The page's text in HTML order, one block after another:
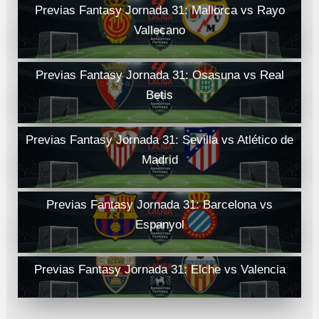
Previas Fantasy Jornada 31: Mallorca vs Rayo
Vallecano
Previas Fantasy Jornada 31: Osasuna vs Real
Betis
Previas Fantasy Jornada 31: Sevilla vs Atlético de
Madrid
Previas Fantasy Jornada 31: Barcelona vs
Espanyol
Previas Fantasy Jornada 31: Elche vs Valencia